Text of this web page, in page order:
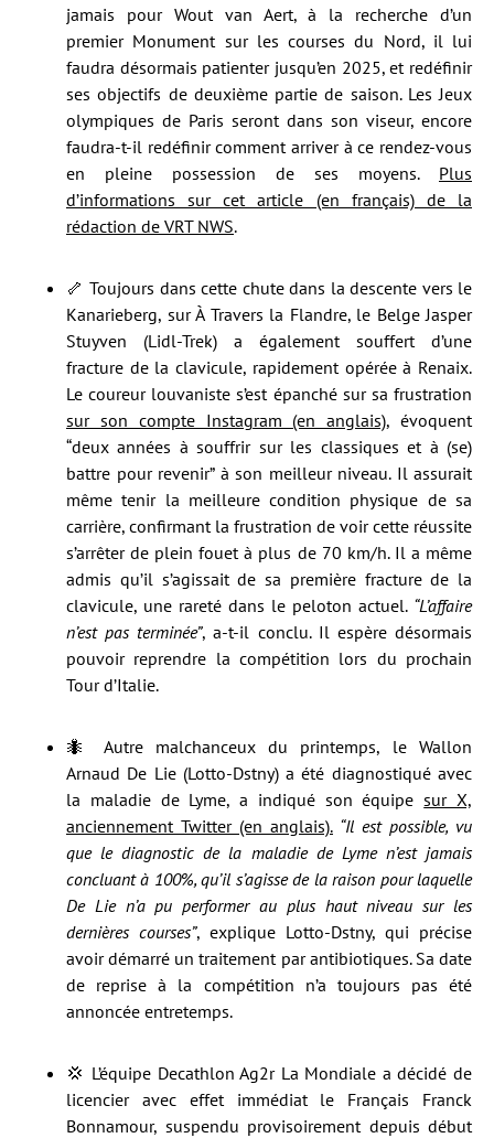
jamais pour Wout van Aert, à la recherche d’un
premier Monument sur les courses du Nord, il lui
faudra désormais patienter jusqu’en 2025, et redéfinir
ses objectifs de deuxième partie de saison. Les Jeux
olympiques de Paris seront dans son viseur, encore
faudra-t-il redéfinir comment arriver à ce rendez-vous
en pleine possession de ses moyens. Plus
d’informations sur cet article (en français) de la
rédaction de VRT NWS.
🦴 Toujours dans cette chute dans la descente vers le
Kanarieberg, sur À Travers la Flandre, le Belge Jasper
Stuyven (Lidl-Trek) a également souffert d’une
fracture de la clavicule, rapidement opérée à Renaix.
Le coureur louvaniste s’est épanché sur sa frustration
sur son compte Instagram (en anglais), évoquent
“deux années à souffrir sur les classiques et à (se)
battre pour revenir” à son meilleur niveau. Il assurait
même tenir la meilleure condition physique de sa
carrière, confirmant la frustration de voir cette réussite
s’arrêter de plein fouet à plus de 70 km/h. Il a même
admis qu’il s’agissait de sa première fracture de la
clavicule, une rareté dans le peloton actuel. “L’affaire
n’est pas terminée”, a-t-il conclu. Il espère désormais
pouvoir reprendre la compétition lors du prochain
Tour d’Italie.
🐜 Autre malchanceux du printemps, le Wallon
Arnaud De Lie (Lotto-Dstny) a été diagnostiqué avec
la maladie de Lyme, a indiqué son équipe sur X,
anciennement Twitter (en anglais). “Il est possible, vu
que le diagnostic de la maladie de Lyme n’est jamais
concluant à 100%, qu’il s’agisse de la raison pour laquelle
De Lie n’a pu performer au plus haut niveau sur les
dernières courses”, explique Lotto-Dstny, qui précise
avoir démarré un traitement par antibiotiques. Sa date
de reprise à la compétition n’a toujours pas été
annoncée entretemps.
💢 L’équipe Decathlon Ag2r La Mondiale a décidé de
licencier avec effet immédiat le Français Franck
Bonnamour, suspendu provisoirement depuis début